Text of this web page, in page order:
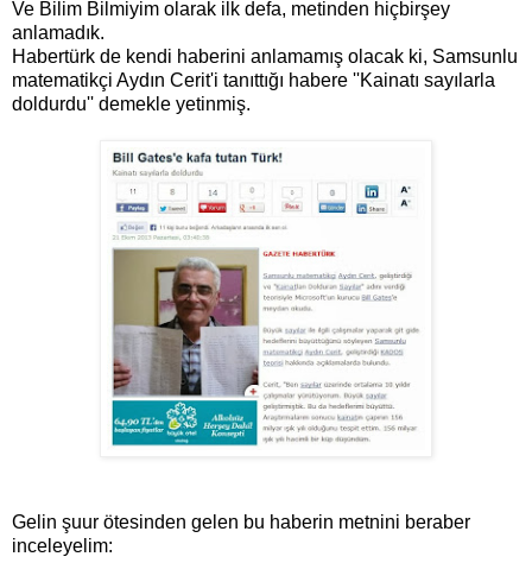
Ve Bilim Bilmiyim olarak ilk defa, metinden hiçbirşey
anlamadık.
Habertürk de kendi haberini anlamamış olacak ki, Samsunlu
matematikçi Aydın Cerit'i tanıttığı habere ''Kainatı sayılarla
doldurdu'' demekle yetinmiş.
Gelin şuur ötesinden gelen bu haberin metnini beraber
inceleyelim: